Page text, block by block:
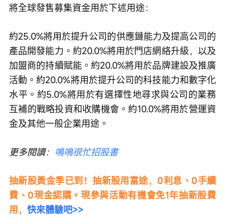
將全球發售募集資金用於下述用途：
約25.0%將用於提升公司的供應鏈能力及提高公司的
產品開發能力。約20.0%將用於門店網絡升級，以及
加盟商的持續賦能。約20.0%將用於品牌建設及推廣
活動。約20.0%將用於提升公司的科技能力和數字化
水平。約5.0%將用於有選擇性地尋求與公司的業務
互補的戰略投資和收購機會。約10.0%將用於營運資
金及其他一般企業用途。
更多閱讀： 鳴鳴很忙招股書
抽新股黃金季已到！抽新股用富途，0利息、0手續
費、0現金認購。現參與活動有機會免1年抽新股費
用， 快來體驗吧>>